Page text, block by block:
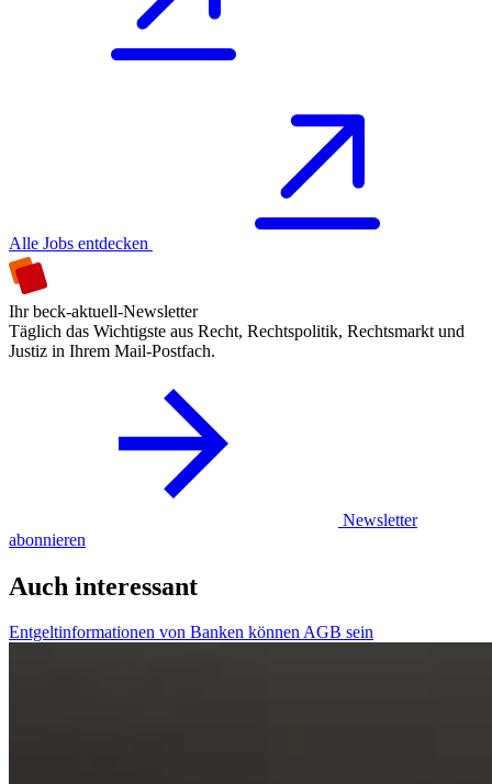
Alle Jobs entdecken
Ihr beck-aktuell-Newsletter
Täglich das Wichtigste aus Recht, Rechtspolitik, Rechtsmarkt und
Justiz in Ihrem Mail-Postfach.
Newsletter
abonnieren
Auch interessant
Entgeltinformationen von Banken können AGB sein